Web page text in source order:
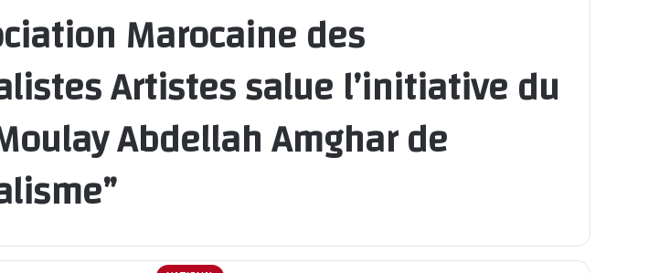
Marocaine des
Artistes salue l’initiative du
Abdellah Amghar de